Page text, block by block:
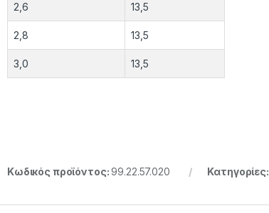
2,6 13,5
2,8 13,5
3,0 13,5
Κωδικός προϊόντος:99.22.57.020 Κατηγορίες: